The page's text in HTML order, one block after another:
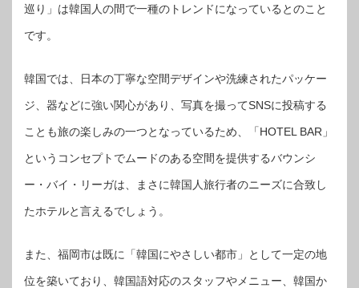
巡り」は韓国人の間で一種のトレンドになっているとのこと
です。
韓国では、日本の丁寧な空間デザインや洗練されたパッケー
ジ、器などに強い関心があり、写真を撮ってSNSに投稿する
ことも旅の楽しみの一つとなっているため、「HOTEL BAR」
というコンセプトでムードのある空間を提供するバウンシ
ー・バイ・リーガは、まさに韓国人旅行者のニーズに合致し
たホテルと言えるでしょう。
また、福岡市は既に「韓国にやさしい都市」として一定の地
位を築いており、韓国語対応のスタッフやメニュー、韓国か